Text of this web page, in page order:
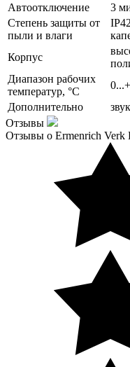
Автоотключение
3
Степень защиты от
пыли и влаги
Корпус
Диапазон рабочих
температур, °С
Дополнительно
Отзывы
Отзывы о Ermenrich Verk